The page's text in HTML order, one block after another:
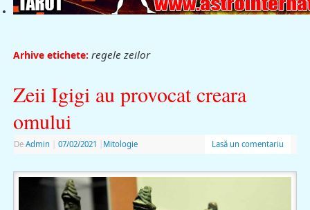
Arhive etichete: regele zeilor
Zeii Igigi au provocat creara
omului
De Admin 07/02/2021 Mitologie Lasă un comentariu